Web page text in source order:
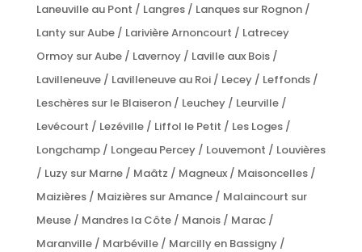
Laneuville au Pont / Langres / Lanques sur Rognon /
Lanty sur Aube / Larivière Arnoncourt / Latrecey
Ormoy sur Aube / Lavernoy / Laville aux Bois /
Lavilleneuve / Lavilleneuve au Roi / Lecey / Leffonds /
Leschères sur le Blaiseron / Leuchey / Leurville /
Levécourt / Lezéville / Liffol le Petit / Les Loges /
Longchamp / Longeau Percey / Louvemont / Louvières
/ Luzy sur Marne / Maâtz / Magneux / Maisoncelles /
Maizières / Maizières sur Amance / Malaincourt sur
Meuse / Mandres la Côte / Manois / Marac /
Maranville / Marbéville / Marcilly en Bassigny /